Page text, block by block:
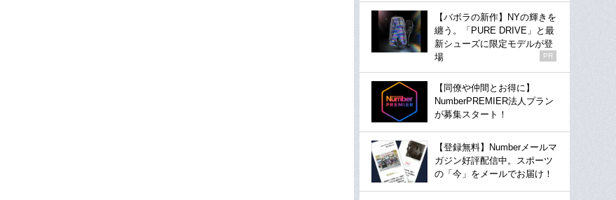
【バボラの新作】NYの輝きを
纏う。「PURE DRIVE」と最
新シューズに限定モデルが登
場
PR
【同僚や仲間とお得に】
NumberPREMIER法人プラン
が募集スタート！
【登録無料】Numberメールマ
ガジン好評配信中。スポーツ
の「今」をメールでお届け！